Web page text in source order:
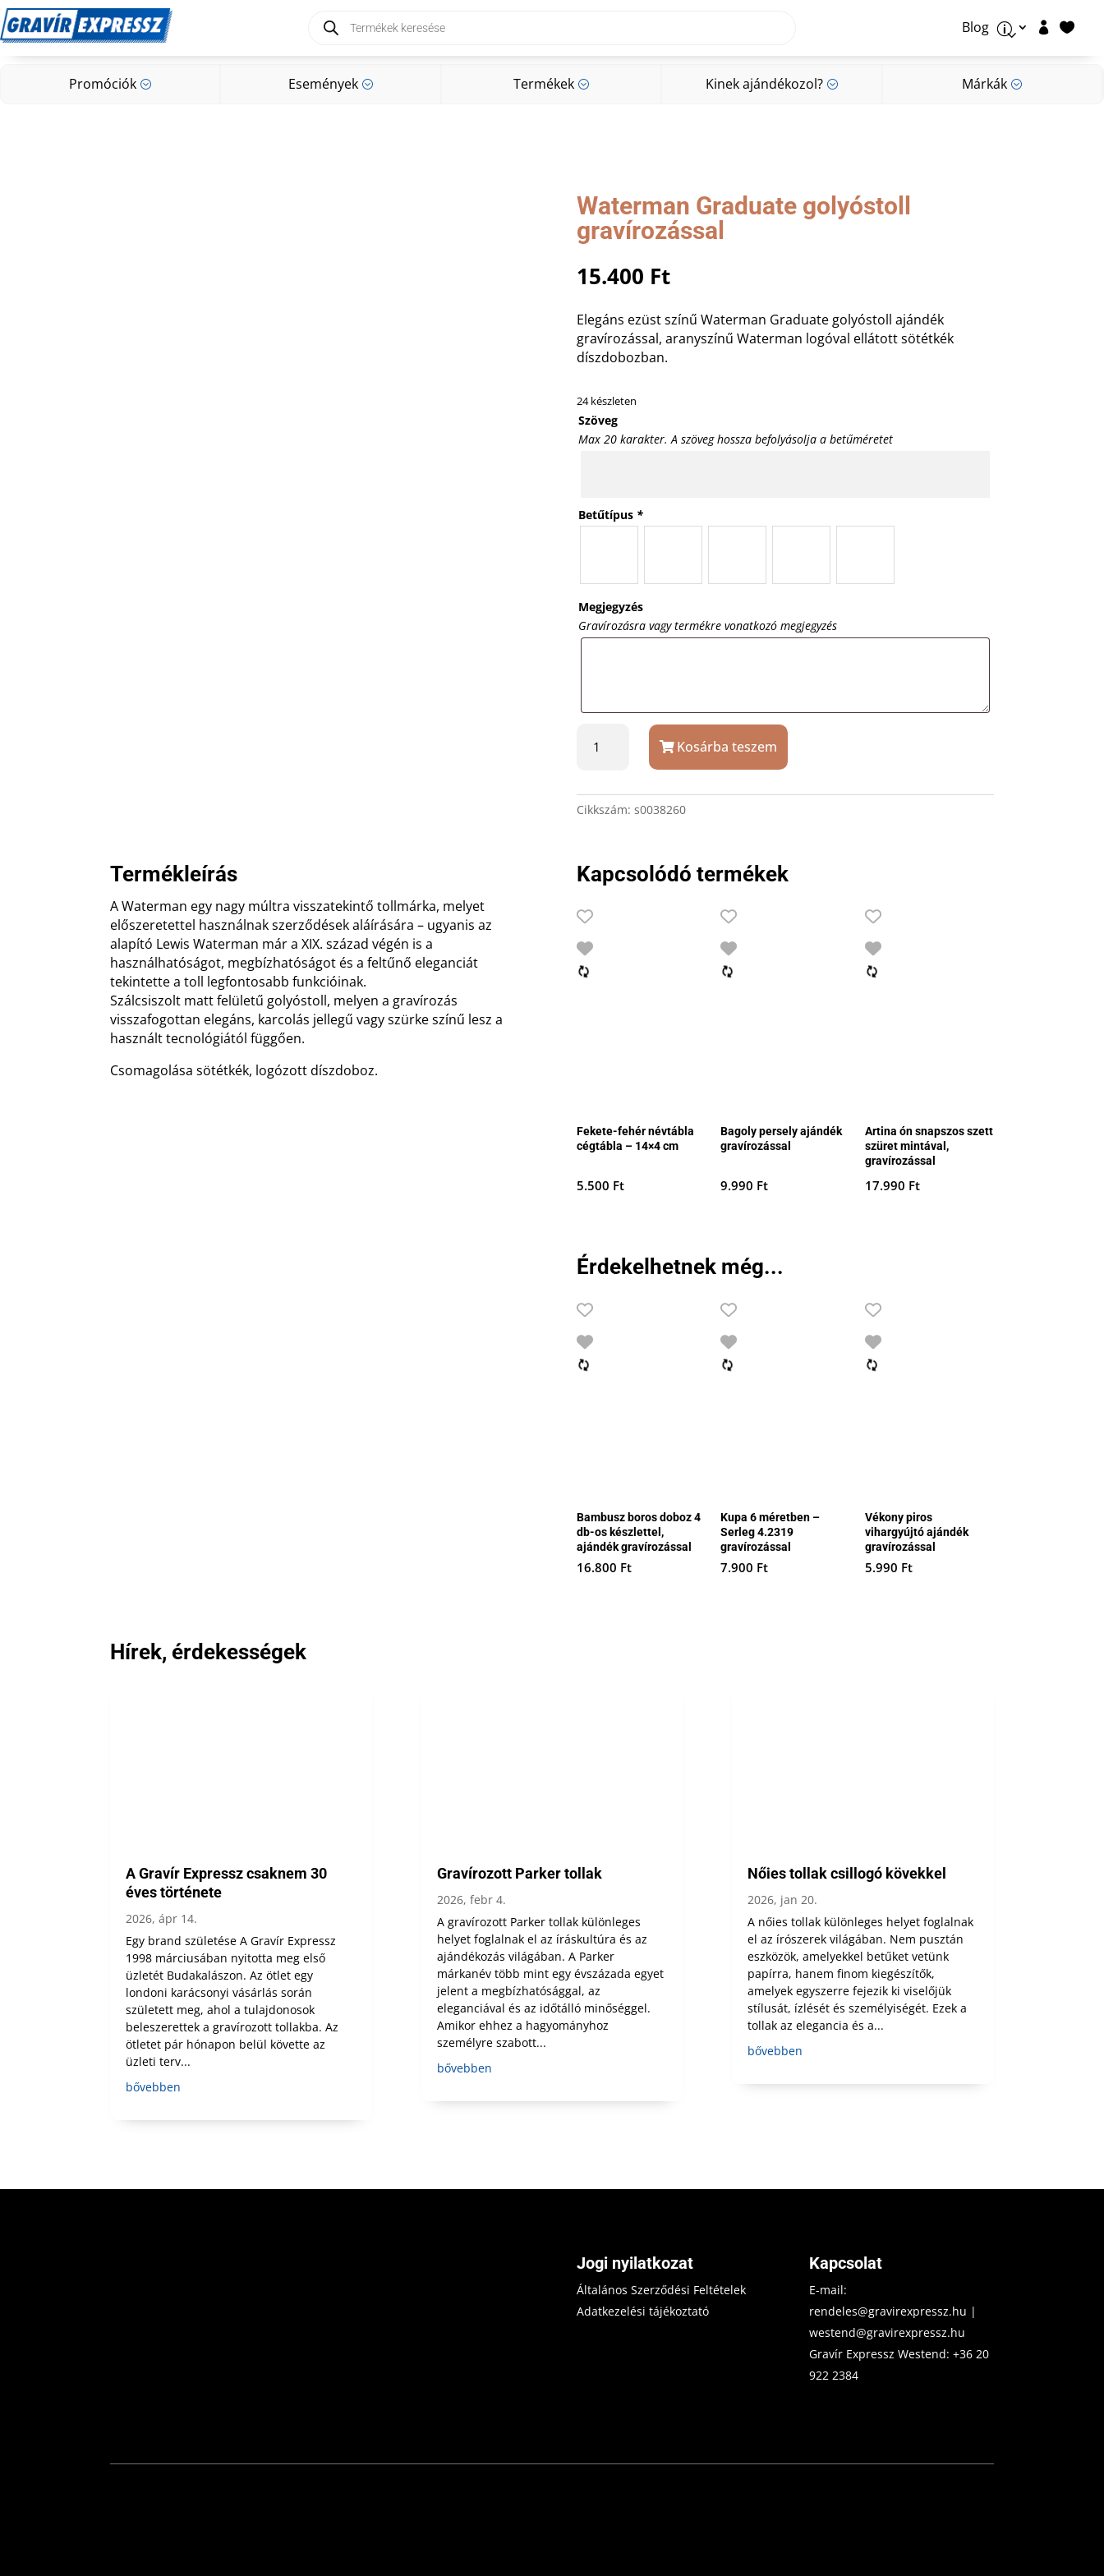
search Blog p  
Promóciók ; Események ; Termékek ; Kinek ajándékozol? ; Márkák ;
Promóciók; Események Márkák;
Waterman Graduate golyóstoll
gravírozással
15.400 Ft
Elegáns ezüst színű Waterman Graduate golyóstoll ajándék
gravírozással, aranyszínű Waterman logóval ellátott sötétkék
díszdobozban.
24 készleten
Szöveg
Max 20 karakter. A szöveg hossza befolyásolja a betűméretet
Betűtípus *
Megjegyzés
Gravírozásra vagy termékre vonatkozó megjegyzés
Graduate
mennyiség
Kosárba teszem
Cikkszám: s0038260
Termékleírás
A Waterman egy nagy múltra visszatekintő tollmárka, melyet
előszeretettel használnak szerződések aláírására – ugyanis az
alapító Lewis Waterman már a XIX. század végén is a
használhatóságot, megbízhatóságot és a feltűnő eleganciát
tekintette a toll legfontosabb funkcióinak.
Szálcsiszolt matt felületű golyóstoll, melyen a gravírozás
visszafogottan elegáns, karcolás jellegű vagy szürke színű lesz a
használt tecnológiától függően.
Csomagolása sötétkék, logózott díszdoboz.
Kapcsolódó termékek
Fekete-fehér névtábla
cégtábla – 14×4 cm
5.500 Ft
Bagoly persely ajándék
gravírozással
9.990 Ft
Artina ón snapszos szett
szüret mintával,
gravírozással
17.990 Ft
Érdekelhetnek még...
Bambusz boros doboz 4
db-os készlettel,
ajándék gravírozással
16.800 Ft
Kupa 6 méretben –
Serleg 4.2319
gravírozással
7.900 Ft
Vékony piros
vihargyújtó ajándék
gravírozással
5.990 Ft
Hírek, érdekességek
A Gravír Expressz csaknem 30
éves története
2026, ápr 14.
Egy brand születése A Gravír Expressz
1998 márciusában nyitotta meg első
üzletét Budakalászon. Az ötlet egy
londoni karácsonyi vásárlás során
született meg, ahol a tulajdonosok
beleszerettek a gravírozott tollakba. Az
ötletet pár hónapon belül követte az
üzleti terv...
bővebben
Gravírozott Parker tollak
2026, febr 4.
A gravírozott Parker tollak különleges
helyet foglalnak el az íráskultúra és az
ajándékozás világában. A Parker
márkanév több mint egy évszázada egyet
jelent a megbízhatósággal, az
eleganciával és az időtálló minőséggel.
Amikor ehhez a hagyományhoz
személyre szabott...
bővebben
Nőies tollak csillogó kövekkel
2026, jan 20.
A nőies tollak különleges helyet foglalnak
el az írószerek világában. Nem pusztán
eszközök, amelyekkel betűket vetünk
papírra, hanem finom kiegészítők,
amelyek egyszerre fejezik ki viselőjük
stílusát, ízlését és személyiségét. Ezek a
tollak az elegancia és a...
bővebben
Jogi nyilatkozat
Általános Szerződési Feltételek
Adatkezelési tájékoztató
Kapcsolat
E-mail:
rendeles@gravirexpressz.hu |
westend@gravirexpressz.hu
Gravír Expressz Westend:+36 20
922 2384